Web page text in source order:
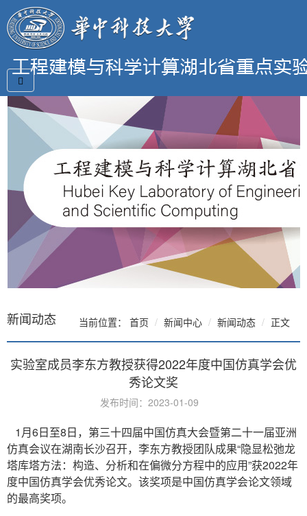
当前位置： 首页 新闻中心 新闻动态 正文
新闻动态
实验室成员李东方教授获得2022年度中国仿真学会优
秀论文奖
发布时间：2023-01-09
1月6日至8日，第三十四届中国仿真大会暨第二十一届亚洲
仿真会议在湖南长沙召开，李东方教授团队成果“隐显松弛龙
塔库塔方法：构造、分析和在偏微分方程中的应用”获2022年
度中国仿真学会优秀论文。该奖项是中国仿真学会论文领域
的最高奖项。